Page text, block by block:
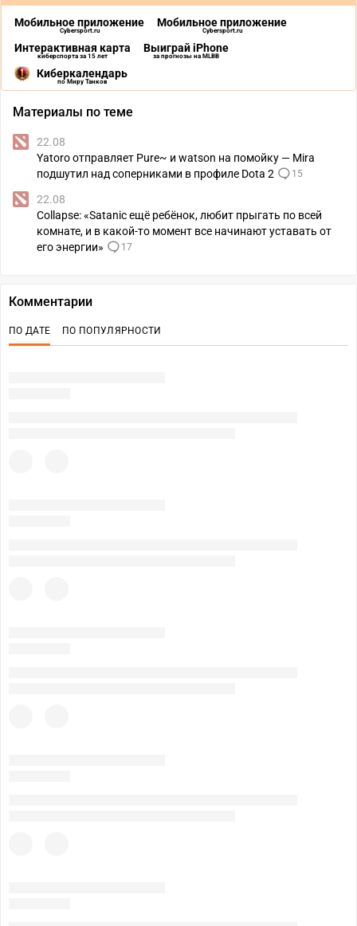
Мобильное приложение
Cybersport.ru
Мобильное приложение
Cybersport.ru
Интерактивная карта
киберспорта за 15 лет
Выиграй iPhone
за прогнозы на MLBB
Киберкалендарь
по Миру Танков
Материалы по теме
22.08
Yatoro отправляет Pure~ и watson на помойку — Mira
подшутил над соперниками в профиле Dota 2
15
22.08
Collapse: «Satanic ещё ребёнок, любит прыгать по всей
комнате, и в какой-то момент все начинают уставать от
его энергии»
17
Комментарии
ПО ДАТЕ ПО ПОПУЛЯРНОСТИ